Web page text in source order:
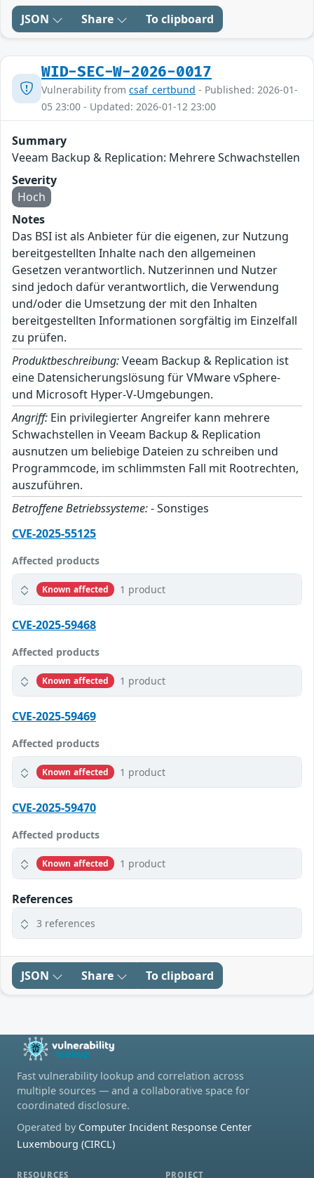
JSON Share To clipboard
WID-SEC-W-2026-0017
Vulnerability from csaf_certbund - Published: 2026-01-
05 23:00 - Updated: 2026-01-12 23:00
Summary
Veeam Backup & Replication: Mehrere Schwachstellen
Severity
Hoch
Notes
Das BSI ist als Anbieter für die eigenen, zur Nutzung
bereitgestellten Inhalte nach den allgemeinen
Gesetzen verantwortlich. Nutzerinnen und Nutzer
sind jedoch dafür verantwortlich, die Verwendung
und/oder die Umsetzung der mit den Inhalten
bereitgestellten Informationen sorgfältig im Einzelfall
zu prüfen.
Produktbeschreibung:Veeam Backup & Replication ist
eine Datensicherungslösung für VMware vSphere-
und Microsoft Hyper-V-Umgebungen.
Angriff: Ein privilegierter Angreifer kann mehrere
Schwachstellen in Veeam Backup & Replication
ausnutzen um beliebige Dateien zu schreiben und
Programmcode, im schlimmsten Fall mit Rootrechten,
auszuführen.
Betroffene Betriebssysteme:- Sonstiges
CVE-2025-55125
Affected products
Known affected 1 product
CVE-2025-59468
Affected products
Known affected 1 product
CVE-2025-59469
Affected products
Known affected 1 product
CVE-2025-59470
Affected products
Known affected 1 product
References
3 references
JSON Share To clipboard
Fast vulnerability lookup and correlation across
multiple sources — and a collaborative space for
coordinated disclosure.
Operated by Computer Incident Response Center
Luxembourg (CIRCL)
RESOURCES PROJECT